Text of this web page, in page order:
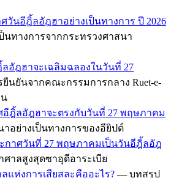
วันอีฎิ้ลอัฎฮาอย่างเป็นทางการ ปี 2026
นทางการจากกระทรวงศาสนา
อัฎฮาจะเฉลิมฉลองในวันที่ 27
นยันจากคณะกรรมการกลาง Ruet-e-
อีฎิ้ลอัฎฮาจะตรงกับวันที่ 27 พฤษภาคม
อย่างเป็นทางการของอียิปต์
กาศวันที่ 27 พฤษภาคมเป็นวันอีฎิ้ลอัฎ
าลสูงสุดซาอุดีอาระเบีย
แห่งการเสียสละคืออะไร? — บทสรุป